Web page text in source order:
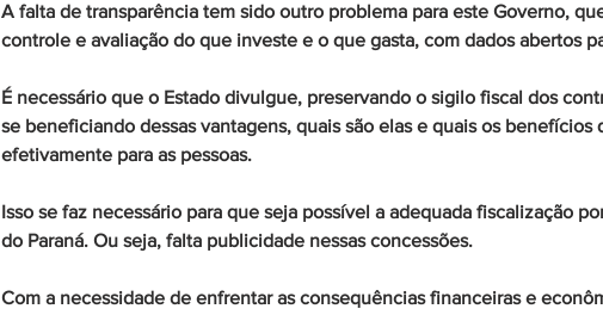
A falta de transparência tem sido outro problema para este Governo,
controle e avaliação do que investe e o que gasta, com dados abertos
É necessário que o Estado divulgue, preservando o sigilo fiscal dos
se beneficiando dessas vantagens, quais são elas e quais os benefícios
efetivamente para as pessoas.
Isso se faz necessário para que seja possível a adequada fiscalização
do Paraná. Ou seja, falta publicidade nessas concessões.
Com a necessidade de enfrentar as consequências financeiras e